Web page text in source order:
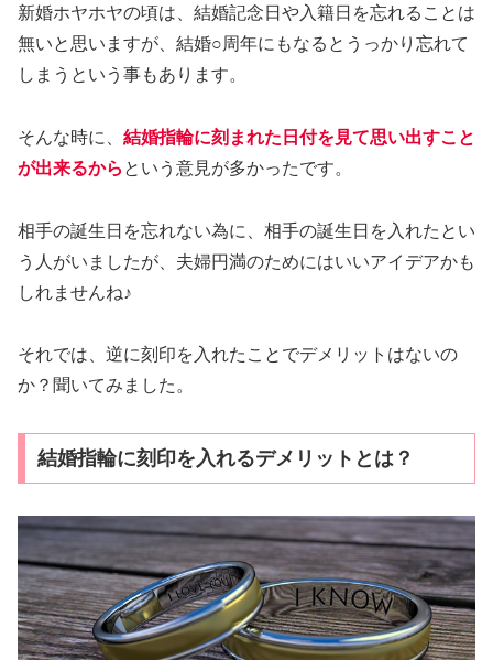
新婚ホヤホヤの頃は、結婚記念日や入籍日を忘れることは
無いと思いますが、結婚○周年にもなるとうっかり忘れて
しまうという事もあります。
そんな時に、 結婚指輪に刻まれた日付を見て思い出すこと
が出来るから という意見が多かったです。
相手の誕生日を忘れない為に、相手の誕生日を入れたとい
う人がいましたが、夫婦円満のためにはいいアイデアかも
しれませんね♪
それでは、逆に刻印を入れたことでデメリットはないの
か？聞いてみました。
結婚指輪に刻印を入れるデメリットとは？